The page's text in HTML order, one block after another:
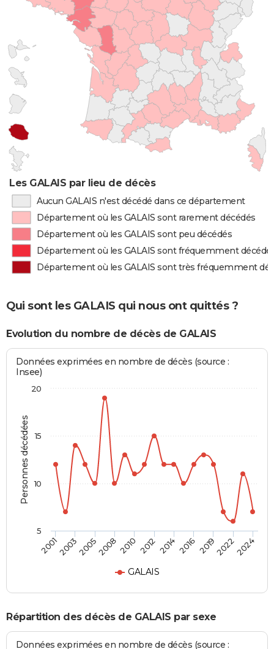
Les GALAIS par lieu de décès
Aucun GALAIS n'est décédé dans ce département
Département où les GALAIS sont rarement décédés
Département où les GALAIS sont peu décédés
Département où les GALAIS sont fréquemment
Département où les GALAIS sont très fréquemment
Qui sont les GALAIS qui nous ont quittés ?
Evolution du nombre de décès de GALAIS
Personnes décédées
Données exprimées en nombre de décès (source :
Insee)
GALAIS
20012003200520082010 2012 2014 2016 201920222024
5
10
15
20
Répartition des décès de GALAIS par sexe
Données exprimées en nombre de décès (source :